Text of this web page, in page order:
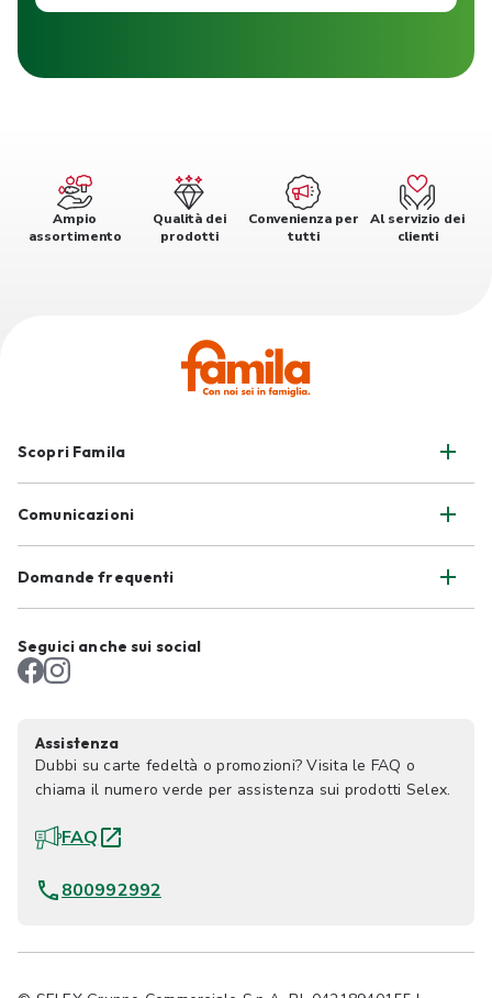
Ampio
assortimento
Qualità dei
prodotti
Convenienza per
tutti
Al servizio dei
clienti
Scopri Famila
Comunicazioni
Domande frequenti
Seguici anche sui social
Assistenza
Dubbi su carte fedeltà o promozioni? Visita le FAQ o
chiama il numero verde per assistenza sui prodotti Selex.
FAQ
800992992